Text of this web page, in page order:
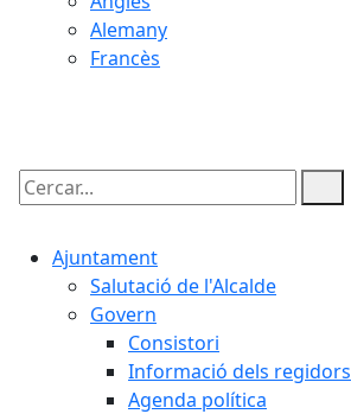
Alemany
Francès
Cercar:
Ajuntament
Salutació de l'Alcalde
Govern
Consistori
Informació dels regidors
Agenda política